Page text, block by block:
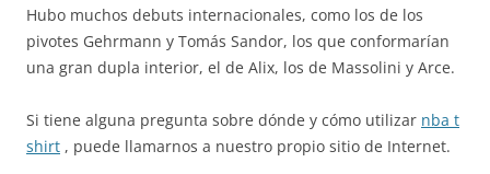
Hubo muchos debuts internacionales, como los de los
pivotes Gehrmann y Tomás Sandor, los que conformarían
una gran dupla interior, el de Alix, los de Massolini y Arce.
Si tiene alguna pregunta sobre dónde y cómo utilizar nba t
shirt , puede llamarnos a nuestro propio sitio de Internet.